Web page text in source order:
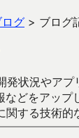
グ > ブログ
状況やア
などをアッ
する技術的